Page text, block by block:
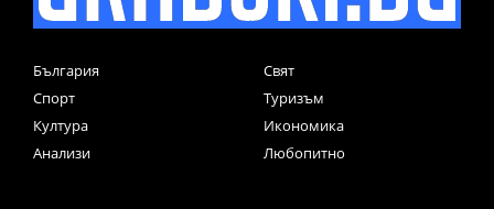
България
Свят
Спорт
Туризъм
Култура
Икономика
Анализи
Любопитно